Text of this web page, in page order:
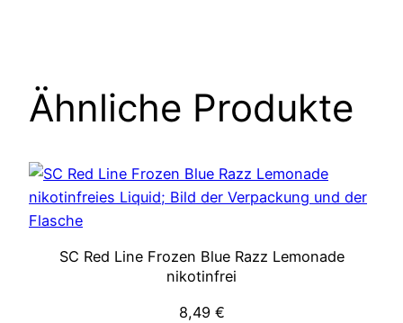
Ähnliche Produkte
SC Red Line Frozen Blue Razz Lemonade
nikotinfrei
8,49 €